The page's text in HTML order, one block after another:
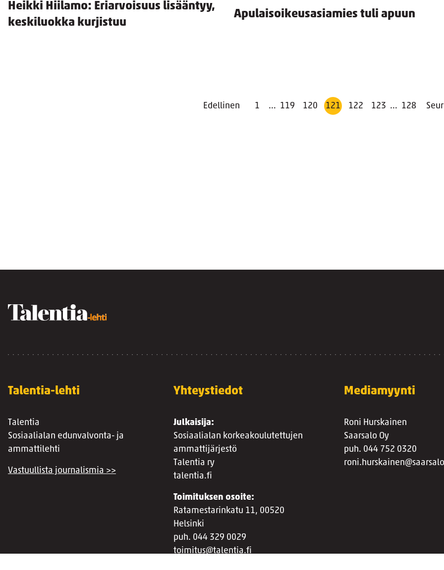
Heikki Hiilamo: Eriarvoisuus lisääntyy,
keskiluokka kurjistuu
Apulaisoikeusasiamies tuli apuun
Edellinen 1 … 119 120 121 122 123 … 128
Talentia-lehti
Talentia
Sosiaalialan edunvalvonta- ja
ammattilehti
Vastuullista journalismia >>
Yhteystiedot
Julkaisija:
Sosiaalialan korkeakoulutettujen
ammattijärjestö
Talentia ry
talentia.fi
Toimituksen osoite:
Ratamestarinkatu 11, 00520
Helsinki
puh. 044 329 0029
toimitus@talentia.fi
Mediamyynti
Roni Hurskainen
Saarsalo Oy
puh. 044 752 0320